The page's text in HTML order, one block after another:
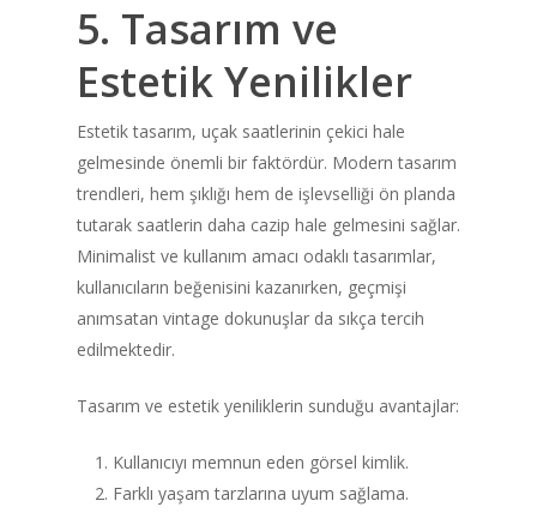
5. Tasarım ve
Estetik Yenilikler
Estetik tasarım, uçak saatlerinin çekici hale
gelmesinde önemli bir faktördür. Modern tasarım
trendleri, hem şıklığı hem de işlevselliği ön planda
tutarak saatlerin daha cazip hale gelmesini sağlar.
Minimalist ve kullanım amacı odaklı tasarımlar,
kullanıcıların beğenisini kazanırken, geçmişi
anımsatan vintage dokunuşlar da sıkça tercih
edilmektedir.
Tasarım ve estetik yeniliklerin sunduğu avantajlar:
Kullanıcıyı memnun eden görsel kimlik.
Farklı yaşam tarzlarına uyum sağlama.
Home
Shop
Newsletter